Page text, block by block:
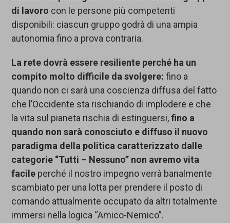
di lavoro con le persone più competenti
disponibili: ciascun gruppo godrà di una ampia
autonomia fino a prova contraria.
La rete dovrà essere resiliente perché ha un
compito molto difficile da svolgere:fino a
quando non ci sarà una coscienza diffusa del fatto
che l’Occidente sta rischiando di implodere e che
la vita sul pianeta rischia di estinguersi,fino a
quando non sarà conosciuto e diffuso il nuovo
paradigma della politica caratterizzato dal le
categorie “Tutti – Nessuno” non avremo vita
facile perché il nostro impegno verrà banalmente
scambiato per una lotta per prendere il posto di
comando attualmente occupato da altri totalmente
immersi nella logica “Amico-Nemico”.